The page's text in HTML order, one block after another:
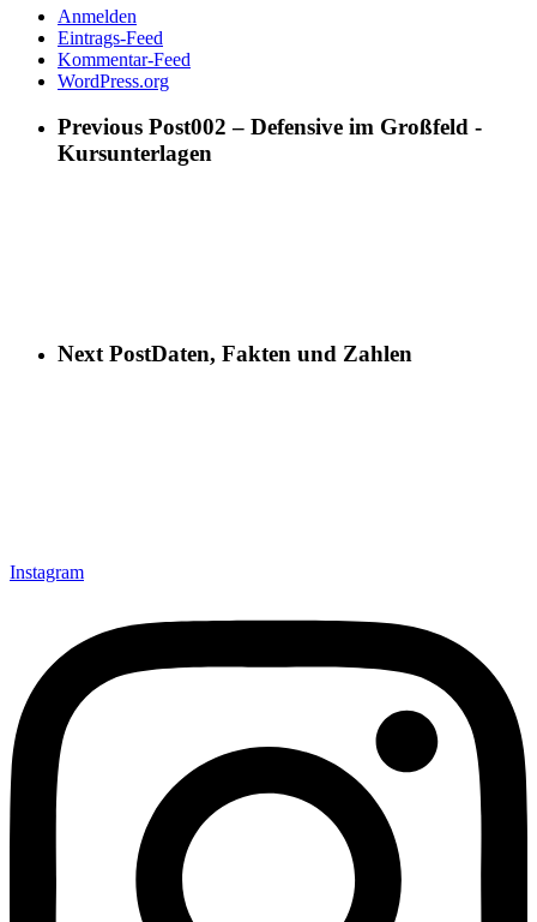
Anmelden
Eintrags-Feed
Kommentar-Feed
WordPress.org
Previous Post002 – Defensive im Großfeld -
Kursunterlagen
Next PostDaten, Fakten und Zahlen
Instagram